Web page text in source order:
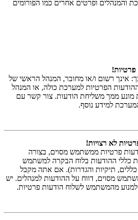
והמנהלים ופרטים אחרים כמו הפורומים
פרטיות!
אינך רשום ו/או מחובר, המנהל הראשי של
הפרטיות למערכת כולה, או המנהל
ממך משליחת הודעות. צור קשר עם
למידע נוסף.
לא רצויות!
פרטיות ממשתמש מסוים, בצורה
כללי ההודעות בלוח הבקרה למשתמש
תיקיות והגדרות). אם אתה מקבל
מסוים, דווח על ההודעות למנהלים. יש
מהמשתמש לשלוח הודעות פרטיות.